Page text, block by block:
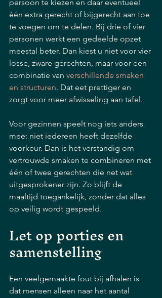
persoon te kiezen en daar eventueel
één extra gerecht of bijgerecht aan toe
te voegen om te delen. Bij drie of vier
personen werkt een gedeelde opzet
meestal beter. Dan kiest u niet voor vier
losse, zware gerechten, maar voor een
combinatie van verschillende smaken
en structuren. Dat eet prettiger en
zorgt voor meer afwisseling aan tafel.
Voor gezinnen speelt nog iets anders
mee: niet iedereen heeft dezelfde
voorkeur. Dan is het verstandig om
vertrouwde smaken te combineren met
één of twee gerechten die net wat
uitgesprokener zijn. Zo blijft de
maaltijd toegankelijk, zonder dat alles
op veilig wordt gespeeld.
Let op porties en
samenstelling
Een veelgemaakte fout bij afhalen is
dat mensen alleen naar het aantal